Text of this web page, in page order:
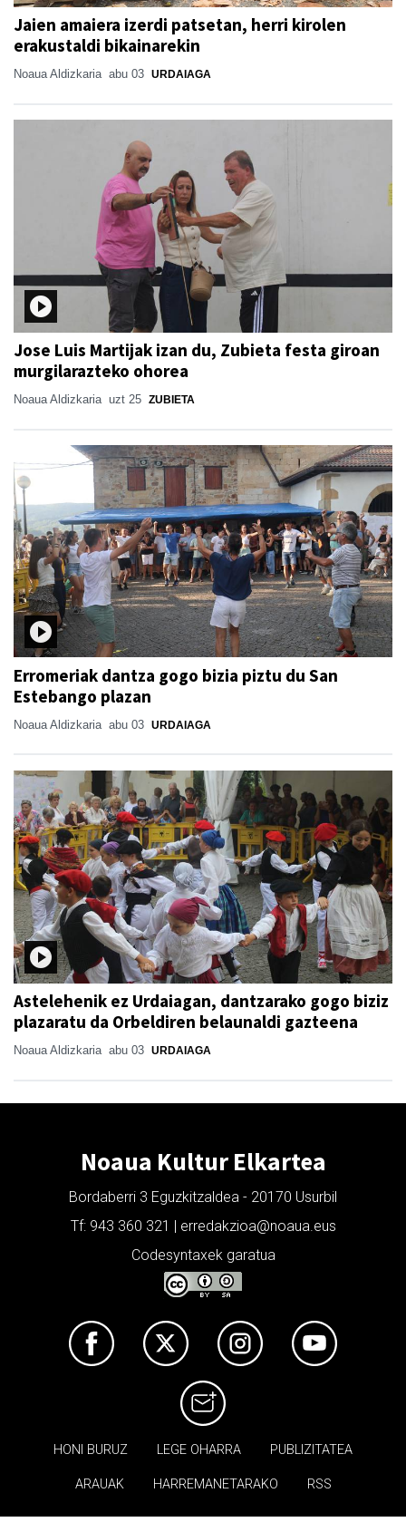
Jaien amaiera izerdi patsetan, herri kirolen
erakustaldi bikainarekin
Noaua Aldizkaria abu 03 URDAIAGA
Jose Luis Martijak izan du, Zubieta festa giroan
murgilarazteko ohorea
Noaua Aldizkaria uzt 25 ZUBIETA
Erromeriak dantza gogo bizia piztu du San
Estebango plazan
Noaua Aldizkaria abu 03 URDAIAGA
Astelehenik ez Urdaiagan, dantzarako gogo biziz
plazaratu da Orbeldiren belaunaldi gazteena
Noaua Aldizkaria abu 03 URDAIAGA
Noaua Kultur Elkartea
Bordaberri 3 Eguzkitzaldea - 20170 Usurbil
Tf: 943 360 321 | erredakzioa@noaua.eus
Codesyntaxek garatua
HONI BURUZ LEGE OHARRA PUBLIZITATEA
ARAUAK HARREMANETARAKO RSS